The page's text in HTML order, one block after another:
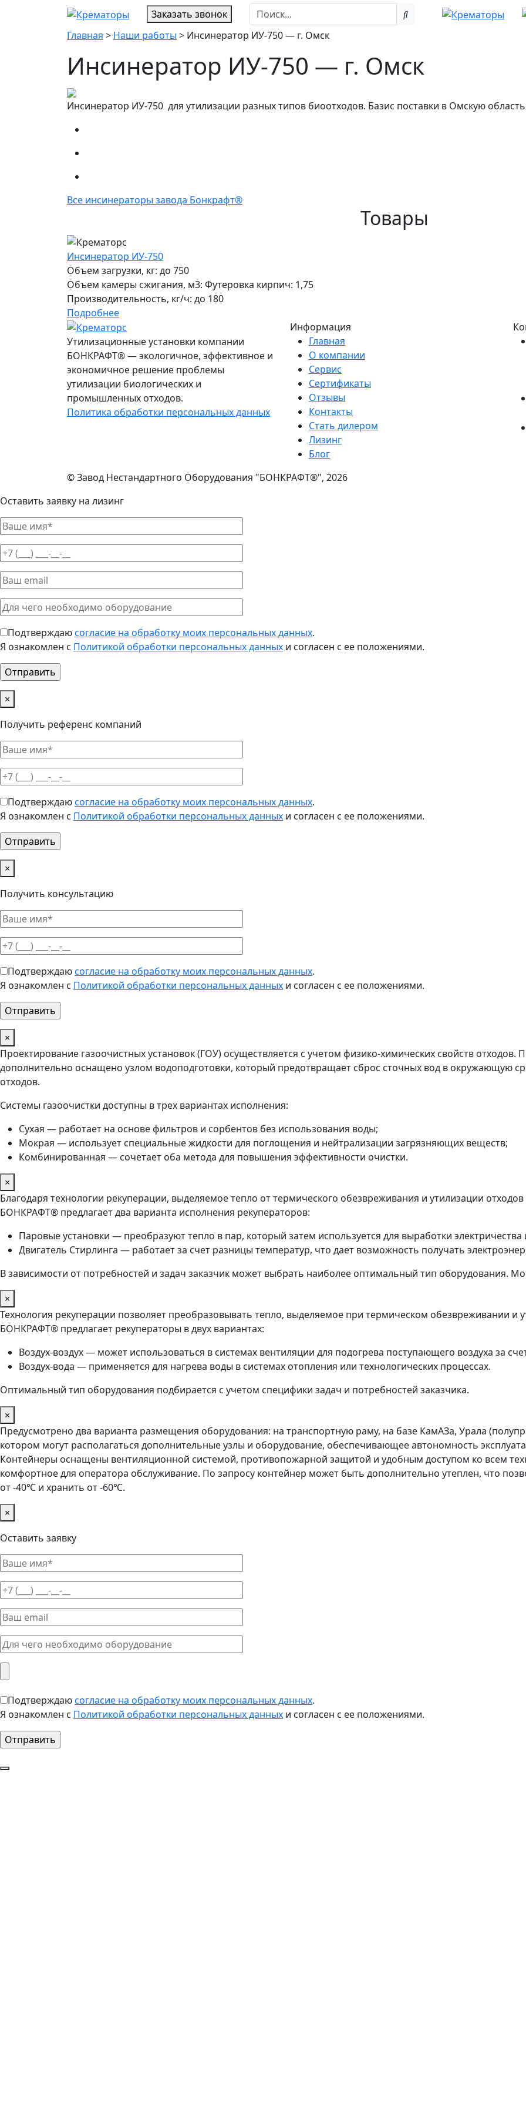
Заказать звонок
Главная > Наши работы > Инсинератор ИУ-750 — г. Омск
Инсинератор ИУ-750 — г. Омск
Инсинератор ИУ-750 для утилизации разных типов биоотходов. Базис поставки в Омскую
Все инсинераторы завода Бонкрафт®
Товары
Инсинератор ИУ-750
Объем загрузки, кг: до 750
Объем камеры сжигания, м3: Футеровка кирпич: 1,75
Производительность, кг/ч: до 180
Подробнее
Утилизационные установки компании
БОНКРАФТ® — экологичное, эффективное и
экономичное решение проблемы
утилизации биологических и
промышленных отходов.
Политика обработки персональных данных
Информация
Главная
О компании
Сервис
Сертификаты
Отзывы
Контакты
Стать дилером
Лизинг
Блог
© Завод Нестандартного Оборудования "БОНКРАФТ®", 2026
Оставить заявку на лизинг
Подтверждаюсогласие на обработку моих персональных данных.
Я ознакомлен с Политикой обработки персональных данных и согласен с ее положениями.
×
Получить референс компаний
Подтверждаюсогласие на обработку моих персональных данных.
Я ознакомлен с Политикой обработки персональных данных и согласен с ее положениями.
×
Получить консультацию
Подтверждаюсогласие на обработку моих персональных данных.
Я ознакомлен с Политикой обработки персональных данных и согласен с ее положениями.
×
Проектирование газоочистных установок (ГОУ) осуществляется с учетом физико-химических свойств
дополнительно оснащено узлом водоподготовки, который предотвращает сброс сточных вод в окружающую
отходов.
Системы газоочистки доступны в трех вариантах исполнения:
Сухая — работает на основе фильтров и сорбентов без использования воды;
Мокрая — использует специальные жидкости для поглощения и нейтрализации загрязняющих веществ;
Комбинированная — сочетает оба метода для повышения эффективности очистки.
×
Благодаря технологии рекуперации, выделяемое тепло от термического обезвреживания и утилизации
БОНКРАФТ® предлагает два варианта исполнения рекуператоров:
Паровые установки — преобразуют тепло в пар, который затем используется для выработки
Двигатель Стирлинга — работает за счет разницы температур, что дает возможность получать
В зависимости от потребностей и задач заказчик может выбрать наиболее оптимальный тип оборудования.
×
Технология рекуперации позволяет преобразовывать тепло, выделяемое при термическом обезвреживании и
БОНКРАФТ® предлагает рекуператоры в двух вариантах:
Воздух-воздух — может использоваться в системах вентиляции для подогрева поступающего воздуха за
Воздух-вода — применяется для нагрева воды в системах отопления или технологических процессах.
Оптимальный тип оборудования подбирается с учетом специфики задач и потребностей заказчика.
×
Предусмотрено два варианта размещения оборудования: на транспортную раму, на базе КамАЗа, Урала
котором могут располагаться дополнительные узлы и оборудование, обеспечивающее автономность
Контейнеры оснащены вентиляционной системой, противопожарной защитой и удобным доступом ко всем
комфортное для оператора обслуживание. По запросу контейнер может быть дополнительно утеплен, что
от -40℃ и хранить от -60℃.
×
Оставить заявку
Подтверждаюсогласие на обработку моих персональных данных.
Я ознакомлен с Политикой обработки персональных данных и согласен с ее положениями.